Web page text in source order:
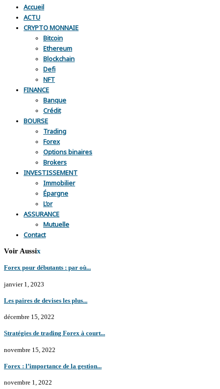
Accueil
ACTU
CRYPTO MONNAIE
Bitcoin
Ethereum
Blockchain
Defi
NFT
FINANCE
Banque
Crédit
BOURSE
Trading
Forex
Options binaires
Brokers
INVESTISSEMENT
Immobilier
Épargne
L’or
ASSURANCE
Mutuelle
Contact
Voir Aussix
Forex pour débutants : par où...
janvier 1, 2023
Les paires de devises les plus...
décembre 15, 2022
Stratégies de trading Forex à court...
novembre 15, 2022
Forex : l’importance de la gestion...
novembre 1, 2022